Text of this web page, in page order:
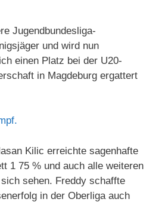
Jugendbundesliga-
und wird nun
einen Platz bei der U20-
in Magdeburg ergattert
Kilic erreichte sagenhafte
1 75 % und auch alle weiteren
sehen. Freddy schaffte
in der Oberliga auch